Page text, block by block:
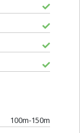
100m-150m